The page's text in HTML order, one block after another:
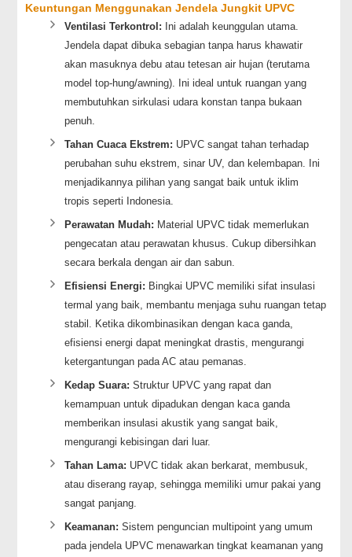
Keuntungan Menggunakan Jendela Jungkit UPVC
Ventilasi Terkontrol: Ini adalah keunggulan utama.
Jendela dapat dibuka sebagian tanpa harus khawatir
akan masuknya debu atau tetesan air hujan (terutama
model top-hung/awning). Ini ideal untuk ruangan yang
membutuhkan sirkulasi udara konstan tanpa bukaan
penuh.
Tahan Cuaca Ekstrem: UPVC sangat tahan terhadap
perubahan suhu ekstrem, sinar UV, dan kelembapan. Ini
menjadikannya pilihan yang sangat baik untuk iklim
tropis seperti Indonesia.
Perawatan Mudah: Material UPVC tidak memerlukan
pengecatan atau perawatan khusus. Cukup dibersihkan
secara berkala dengan air dan sabun.
Efisiensi Energi: Bingkai UPVC memiliki sifat insulasi
termal yang baik, membantu menjaga suhu ruangan tetap
stabil. Ketika dikombinasikan dengan kaca ganda,
efisiensi energi dapat meningkat drastis, mengurangi
ketergantungan pada AC atau pemanas.
Kedap Suara: Struktur UPVC yang rapat dan
kemampuan untuk dipadukan dengan kaca ganda
memberikan insulasi akustik yang sangat baik,
mengurangi kebisingan dari luar.
Tahan Lama: UPVC tidak akan berkarat, membusuk,
atau diserang rayap, sehingga memiliki umur pakai yang
sangat panjang.
Keamanan: Sistem penguncian multipoint yang umum
pada jendela UPVC menawarkan tingkat keamanan yang